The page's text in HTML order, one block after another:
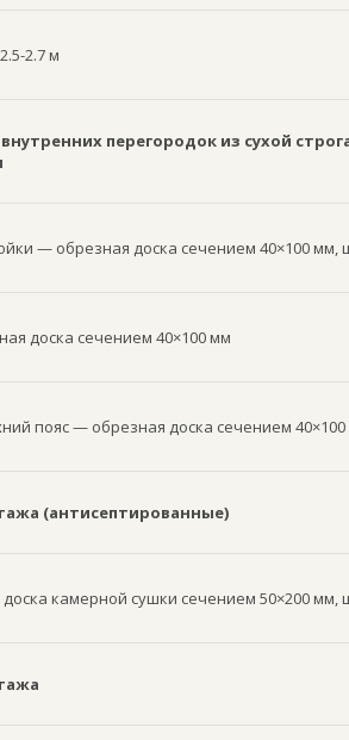
2.7 м
перегородок из сухой
— обрезная доска сечением 40×100 мм,
доска сечением 40×100 мм
пояс — обрезная доска сечением
(антисептированные)
камерной сушки сечением 50×200 мм,